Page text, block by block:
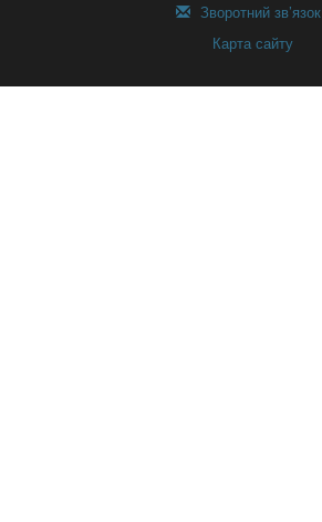
Зворотний зв’язок
Карта сайту